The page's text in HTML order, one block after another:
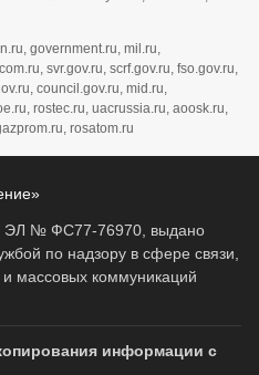
government.ru, mil.ru,
svr.gov.ru, scrf.gov.ru, fso.gov.ru,
council.gov.ru, mid.ru,
rostec.ru, uacrussia.ru, aoosk.ru,
rosatom.ru
ЭЛ № ФС77-76970, выдано
по надзору в сфере связи,
массовых коммуникаций
информации с